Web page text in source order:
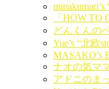
minakumari’s
「HOW TO
どんくんの
Yue’s “北欧
MASAKO’s
ナオの気マ
アドニのま